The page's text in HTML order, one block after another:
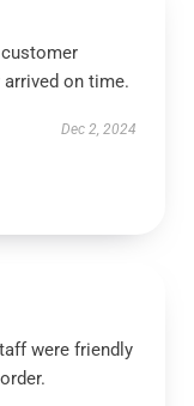
on time.
Dec 2, 2024
were friendly